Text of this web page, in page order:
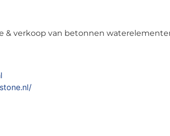
& verkoop van betonnen